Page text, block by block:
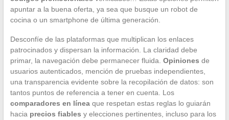
apuntar a la buena oferta, ya sea que busque un robot de
cocina o un smartphone de última generación.
Desconfíe de las plataformas que multiplican los enlaces
patrocinados y dispersan la información. La claridad debe
primar, la navegación debe permanecer fluida. Opiniones de
usuarios autenticados, mención de pruebas independientes,
una transparencia evidente sobre la recopilación de datos: son
tantos puntos de referencia a tener en cuenta. Los
comparadores en líneaque respetan estas reglas lo guiarán
hacia precios fiables y elecciones pertinentes, incluso para los